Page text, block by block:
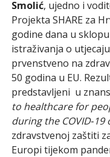
Smolić, ujedno i
Projekta SHARE za
godine dana u
istraživanja o
prvenstveno na
50 godina u EU.
predstavljeni u
to healthcare for
during the COVID‑19
zdravstvenoj zaštiti
Europi tijekom